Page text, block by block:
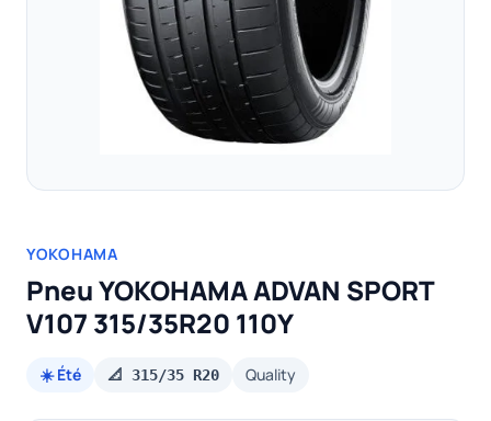
YOKOHAMA
Pneu YOKOHAMA ADVAN SPORT
V107 315/35R20 110Y
☀️ Été 📐 315/35 R20 Quality